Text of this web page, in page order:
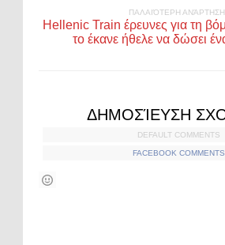
ΠΑΛΑΙΌΤΕΡΗ ΑΝΆΡΤΗΣΗ
Hellenic Train έρευνες για τη
το έκανε ήθελε να δώσει
ΔΗΜΟΣΊΕΥΣΗ
DEFAULT COMMENTS
FACEBOOK COMMENTS